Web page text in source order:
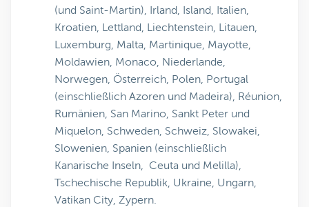
(und Saint-Martin), Irland, Island, Italien,
Kroatien, Lettland, Liechtenstein, Litauen,
Luxemburg, Malta, Martinique, Mayotte,
Moldawien, Monaco, Niederlande,
Norwegen, Österreich, Polen, Portugal
(einschließlich Azoren und Madeira), Réunion,
Rumänien, San Marino, Sankt Peter und
Miquelon, Schweden, Schweiz, Slowakei,
Slowenien, Spanien (einschließlich
Kanarische Inseln, Ceuta und Melilla),
Tschechische Republik, Ukraine, Ungarn,
Vatikan City, Zypern.